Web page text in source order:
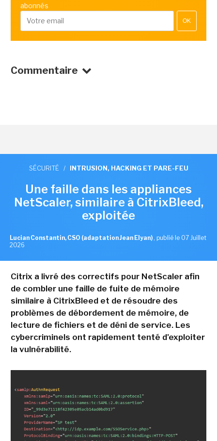
abonnés
OK
Commentaire
SÉCURITÉ / INTRUSION, HACKING ET PARE-FEU
Une faille dans les appliances
NetScaler, similaire à CitrixBleed,
exploitée
Lucian Constantin, CSO (adaptation Jean Elyan) , publié le 07 Juillet
2026
Citrix a livré des correctifs pour NetScaler afin
de combler une faille de fuite de mémoire
similaire à CitrixBleed et de résoudre des
problèmes de débordement de mémoire, de
lecture de fichiers et de déni de service. Les
cybercriminels ont rapidement tenté d'exploiter
la vulnérabilité.